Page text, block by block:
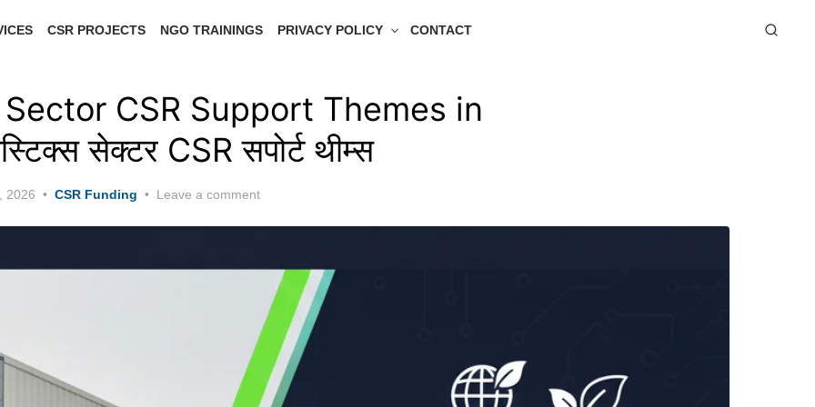
CSR PROJECTS NGO TRAININGS PRIVACY POLICY CONTACT
CSR Support Themes in
सेक्टर CSR सपोर्ट थीम्स
2026 CSR Funding Leave a comment